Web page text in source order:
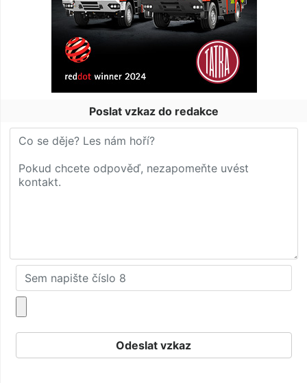
Poslat vzkaz do redakce